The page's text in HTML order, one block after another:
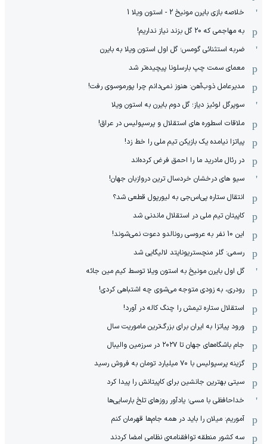
خلاصه بازی بایرن مونیخ 2 - استون ویلا 1
به مهاجمی که 20 گل بزند نیاز نداریم!
ضربه استثنائی گومس؛ گل اول استون ویلا به بایرن
معمای سمت چپ بارسلونا پیچیده‌تر شد
مدیرعامل ذوب‌آهن: هنوز نمی‌دانم چرا پورموسوی رفت!
سوپرگل لوئیز دیاز؛ گل دوم بایرن به استون ویلا
ملاقات اسطوره های استقلال و پرسپولیس در عراق!
پیاتزا نیامده یک بازیکن تیم ملی را خط زد!
در رئال مادرید ما را احمق فرض کرده‌اند
سیو های درخشان خردسال ترین دروازبان جهان!
انتقال ستاره پی‌اس‌جی به لیورپول قطعی شد؟
کاپیتان تیم ملی در استقلال ماندنی شد
این 10 نفر به عروسی رونالدو دعوت نمی‌شوند!
رسمی: گلر منچستریونایتد لالیگایی شد
گل اول بایرن مونیخ به استون ویلا توسط کیم مین جائه
رودری، به زودی متوجه می‌شوی چه اشتباهی کردی!
استقلال ستاره تیمش را چنگ کاله در آورد!
ورود پیاتزا به ایران برای بزرگ‌ترین ماموریت سال
جام باشگاه‌های جهان تا ۲۰۲۷ در سرزمین والیبال
گزینه پرسپولیس با ۷۰ میلیارد تومان به فروش رسید
سیتی بهترین جانشین برای کاپیتانش را پیدا کرد
خداحافظی با مسی؛ یادآور روزهای تلخ بارسایی‌ها
آموریم: میلان را باید در همه جام‌ها قهرمان کنم
سه کشور منطقه توافقنامه‌ی نظامی امضا کردند